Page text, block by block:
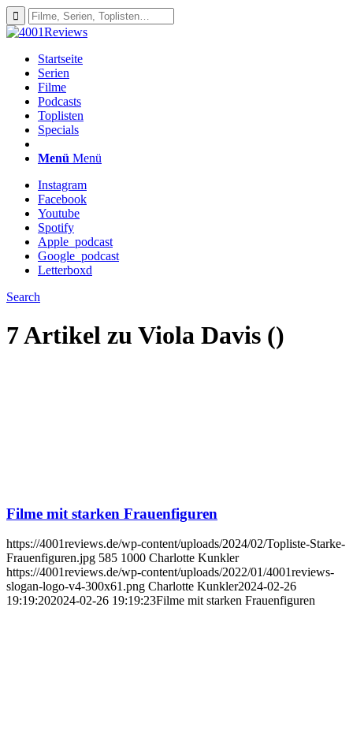
Startseite
Serien
Filme
Podcasts
Toplisten
Specials
Menü Menü
Instagram
Facebook
Youtube
Spotify
Apple_podcast
Google_podcast
Letterboxd
Search
7 Artikel zu Viola Davis ()
Filme mit starken Frauenfiguren
https://4001reviews.de/wp-content/uploads/2024/02/Topliste-Starke-
Frauenfiguren.jpg 585 1000 Charlotte Kunkler
https://4001reviews.de/wp-content/uploads/2022/01/4001reviews-
slogan-logo-v4-300x61.png Charlotte Kunkler2024-02-26
19:19:202024-02-26 19:19:23Filme mit starken Frauenfiguren